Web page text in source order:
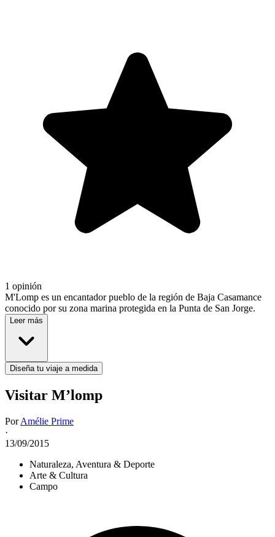
1 opinión
M'Lomp es un encantador pueblo de la región de Baja Casamance
conocido por su zona marina protegida en la Punta de San Jorge.
Leer más
Diseña tu viaje a medida
Visitar M’lomp
PorAmélie Prime
·
13/09/2015
Naturaleza, Aventura & Deporte
Arte & Cultura
Campo